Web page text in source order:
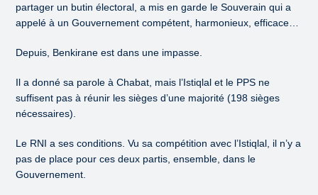
partager un butin électoral, a mis en garde le Souverain qui a
appelé à un Gouvernement compétent, harmonieux, efficace…
Depuis, Benkirane est dans une impasse.
Il a donné sa parole à Chabat, mais l’Istiqlal et le PPS ne
suffisent pas à réunir les sièges d’une majorité (198 sièges
nécessaires).
Le RNI a ses conditions. Vu sa compétition avec l’Istiqlal, il n’y a
pas de place pour ces deux partis, ensemble, dans le
Gouvernement.